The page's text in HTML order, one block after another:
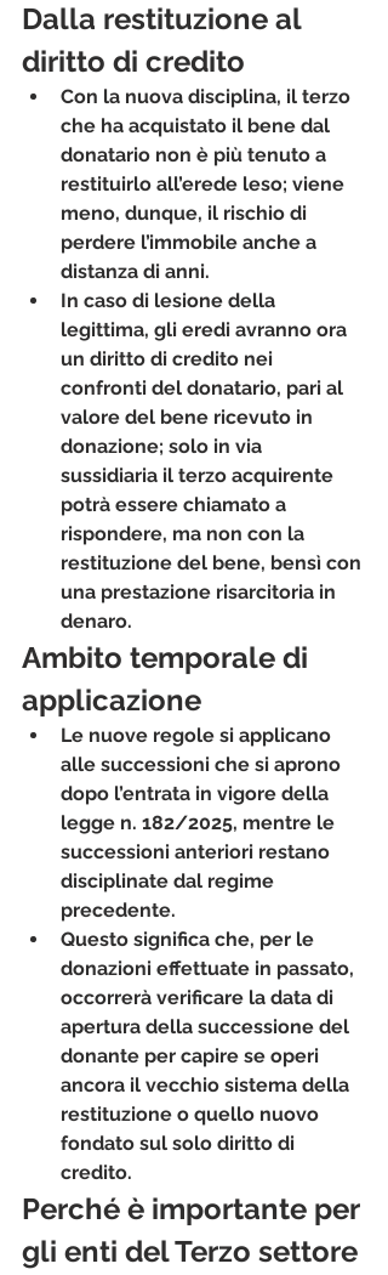
Dalla restituzione al
diritto di credito
Con la nuova disciplina, il terzo
che ha acquistato il bene dal
donatario non è più tenuto a
restituirlo all’erede leso; viene
meno, dunque, il rischio di
perdere l’immobile anche a
distanza di anni.
In caso di lesione della
legittima, gli eredi avranno ora
un diritto di credito nei
confronti del donatario, pari al
valore del bene ricevuto in
donazione; solo in via
sussidiaria il terzo acquirente
potrà essere chiamato a
rispondere, ma non con la
restituzione del bene, bensì con
una prestazione risarcitoria in
denaro.
Ambito temporale di
applicazione
Le nuove regole si applicano
alle successioni che si aprono
dopo l’entrata in vigore della
legge n. 182/2025, mentre le
successioni anteriori restano
disciplinate dal regime
precedente.
Questo significa che, per le
donazioni effettuate in passato,
occorrerà verificare la data di
apertura della successione del
donante per capire se operi
ancora il vecchio sistema della
restituzione o quello nuovo
fondato sul solo diritto di
credito.
Perché è importante per
gli enti del Terzo settore